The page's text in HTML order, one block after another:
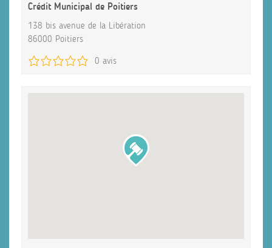
Crédit Municipal de Poitiers
138 bis avenue de la Libération
86000 Poitiers
0 avis